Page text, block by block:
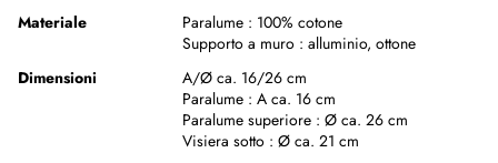
Materiale
Paralume : 100% cotone
Supporto a muro : alluminio, ottone
Dimensioni
A/Ø ca. 16/26 cm
Paralume : A ca. 16 cm
Paralume superiore : Ø ca. 26 cm
Visiera sotto : Ø ca. 21 cm